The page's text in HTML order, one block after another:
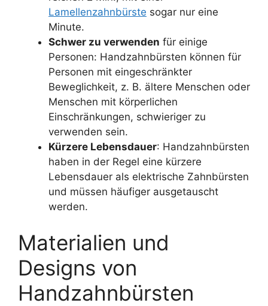
Lamellenzahnbürste sogar nur eine
Minute.
Schwer zu verwenden für einige
Personen: Handzahnbürsten können für
Personen mit eingeschränkter
Beweglichkeit, z. B. ältere Menschen oder
Menschen mit körperlichen
Einschränkungen, schwieriger zu
verwenden sein.
Kürzere Lebensdauer: Handzahnbürsten
haben in der Regel eine kürzere
Lebensdauer als elektrische Zahnbürsten
und müssen häufiger ausgetauscht
werden.
Materialien und
Designs von
Handzahnbürsten